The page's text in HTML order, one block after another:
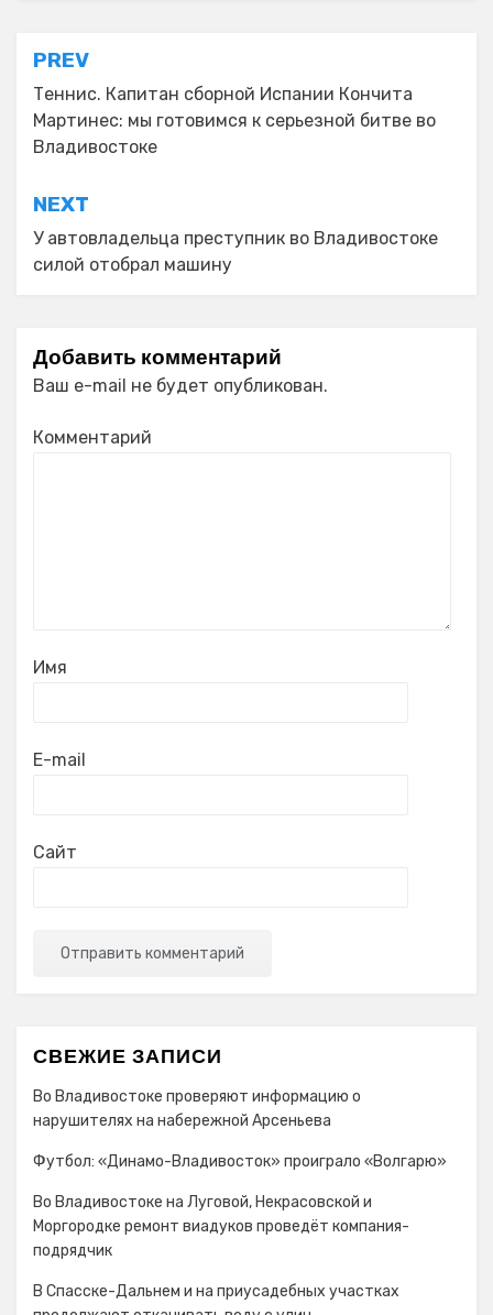
Навигация
по
записям
PREV
Теннис. Капитан сборной Испании Кончита
Мартинес: мы готовимся к серьезной битве во
Владивостоке
NEXT
У автовладельца преступник во Владивостоке
силой отобрал машину
Добавить комментарий
Ваш e-mail не будет опубликован.
Комментарий
Имя
E-mail
Сайт
СВЕЖИЕ ЗАПИСИ
Во Владивостоке проверяют информацию о
нарушителях на набережной Арсеньева
Футбол: «Динамо-Владивосток» проиграло «Волгарю»
Во Владивостоке на Луговой, Некрасовской и
Моргородке ремонт виадуков проведёт компания-
подрядчик
В Спасске-Дальнем и на приусадебных участках